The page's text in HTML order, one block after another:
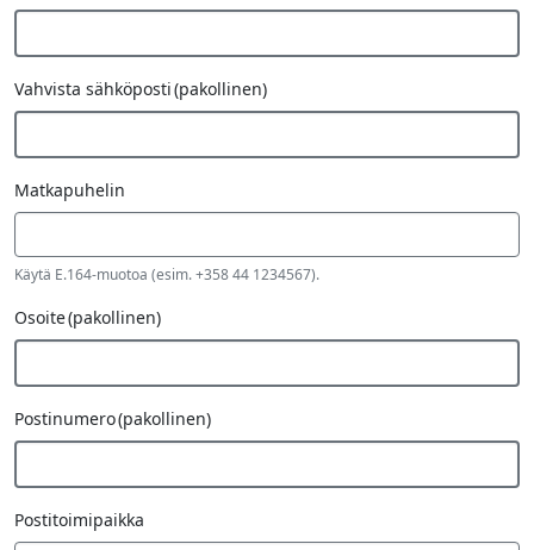
Vahvista sähköposti(pakollinen)
Matkapuhelin
Käytä E.164-muotoa (esim. +358 44 1234567).
Osoite(pakollinen)
Postinumero(pakollinen)
Postitoimipaikka